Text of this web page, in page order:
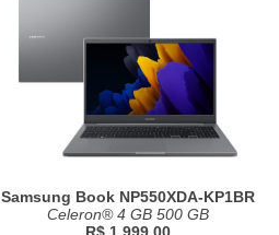
Samsung Book NP550XDA-KP1BR
Celeron® 4 GB 500 GB